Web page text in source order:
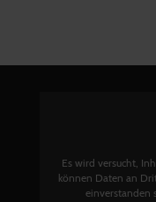
Es wird versucht,
können Daten an
einverstanden